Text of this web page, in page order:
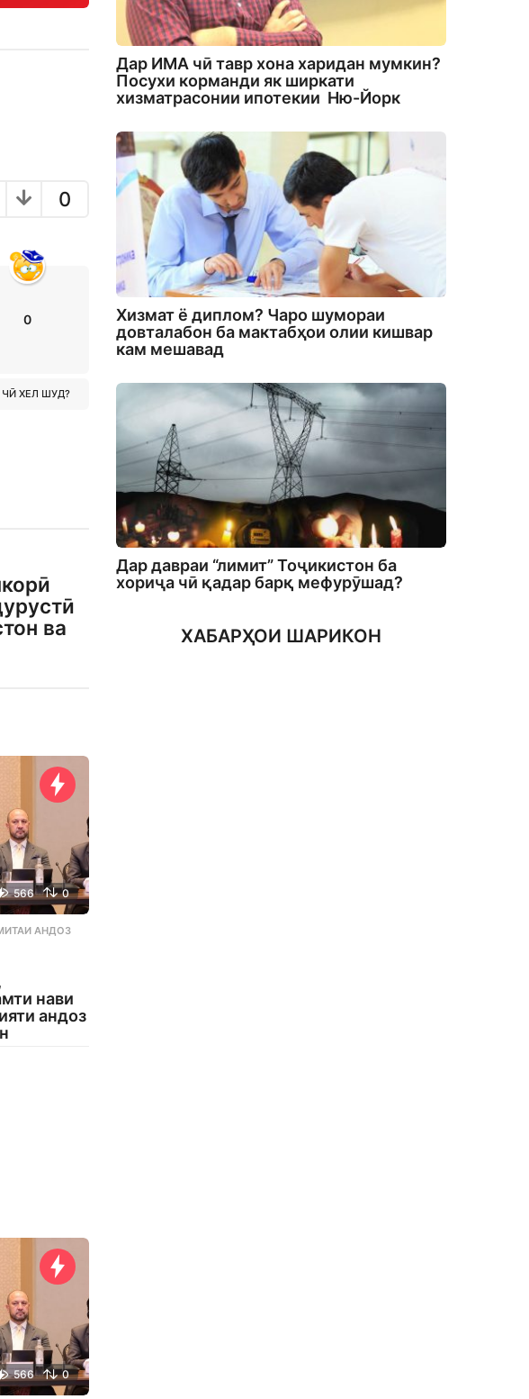
0
0
ХЕЛ ШУД?
ва
566 0
АНДОЗ
нави
андоз
566 0
Дар ИМА чӣ тавр хона харидан мумкин?
Посухи корманди як ширкати
хизматрасонии ипотекии Ню-Йорк
Хизмат ё диплом? Чаро шумораи
довталабон ба мактабҳои олии кишвар
кам мешавад
Дар давраи “лимит” Тоҷикистон ба
хориҷа чӣ қадар барқ мефурӯшад?
ХАБАРҲОИ ШАРИКОН